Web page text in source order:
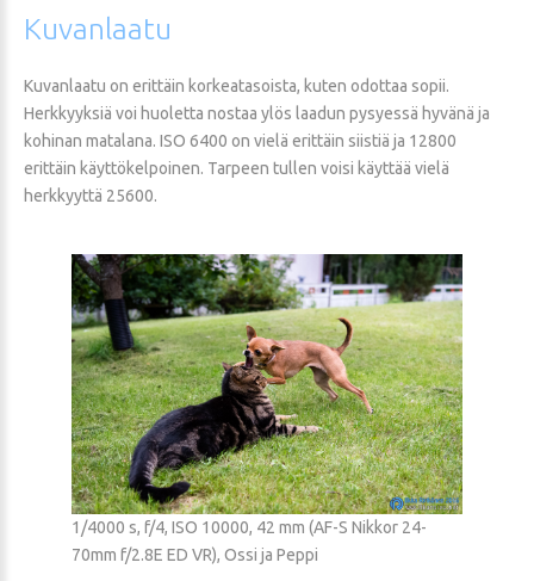
Kuvanlaatu
Kuvanlaatu on erittäin korkeatasoista, kuten odottaa sopii.
Herkkyyksiä voi huoletta nostaa ylös laadun pysyessä hyvänä ja
kohinan matalana. ISO 6400 on vielä erittäin siistiä ja 12800
erittäin käyttökelpoinen. Tarpeen tullen voisi käyttää vielä
herkkyyttä 25600.
1/4000 s, f/4, ISO 10000, 42 mm (AF-S Nikkor 24-
70mm f/2.8E ED VR), Ossi ja Peppi